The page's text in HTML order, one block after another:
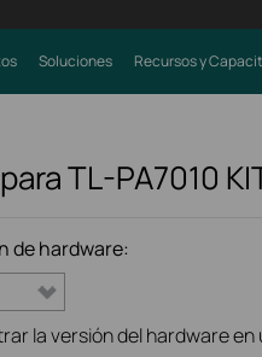
Soluciones Recursos y
TL-PA7010
de hardware:
la versión del hardware en